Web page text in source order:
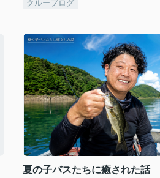
クルーブログ
夏の子バスたちに癒された話